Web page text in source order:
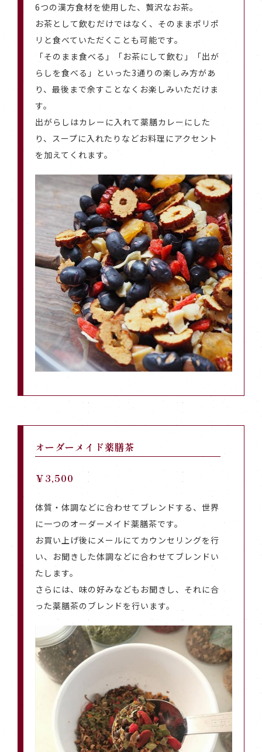
6つの漢方食材を使用した、贅沢なお茶。
お茶として飲むだけではなく、そのままポリポ
リと食べていただくことも可能です。
「そのまま食べる」「お茶にして飲む」「出が
らしを食べる」といった3通りの楽しみ方があ
り、最後まで余すことなくお楽しみいただけま
す。
出がらしはカレーに入れて薬膳カレーにした
り、スープに入れたりなどお料理にアクセント
を加えてくれます。
オーダーメイド薬膳茶
￥3,500
体質・体調などに合わせてブレンドする、世界
に一つのオーダーメイド薬膳茶です。
お買い上げ後にメールにてカウンセリングを行
い、お聞きした体調などに合わせてブレンドい
たします。
さらには、味の好みなどもお聞きし、それに合
った薬膳茶のブレンドを行います。